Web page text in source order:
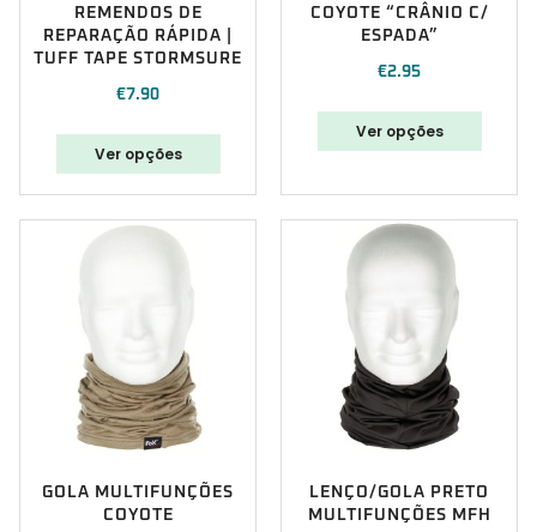
REMENDOS DE
REPARAÇÃO RÁPIDA |
TUFF TAPE STORMSURE
€7.90
Ver opções
COYOTE “CRÂNIO C/
ESPADA”
€2.95
Ver opções
GOLA MULTIFUNÇÕES
COYOTE
LENÇO/GOLA PRETO
MULTIFUNÇÕES MFH